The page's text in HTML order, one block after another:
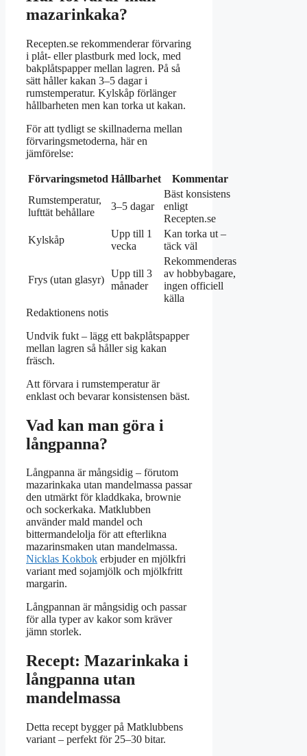
mazarinkaka?
Recepten.se rekommenderar förvaring
i plåt- eller plastburk med lock, med
bakplåtspapper mellan lagren. På så
sätt håller kakan 3–5 dagar i
rumstemperatur. Kylskåp förlänger
hållbarheten men kan torka ut kakan.
För att tydligt se skillnaderna mellan
förvaringsmetoderna, här en
jämförelse:
Förvaringsmetod Hållbarhet
Kommentar
Rumstemperatur,
lufttät behållare
3–5 dagar
Bäst konsistens
enligt
Recepten.se
Kylskåp
Upp till 1
vecka
Kan torka ut –
täck väl
Frys (utan glasyr)
Upp till 3
månader
Rekommenderas
av hobbybagare,
ingen officiell
källa
Redaktionens notis
Undvik fukt – lägg ett bakplåtspapper
mellan lagren så håller sig kakan
fräsch.
Att förvara i rumstemperatur är
enklast och bevarar konsistensen bäst.
Vad kan man göra i
långpanna?
Långpanna är mångsidig – förutom
mazarinkaka utan mandelmassa passar
den utmärkt för kladdkaka, brownie
och sockerkaka. Matklubben
använder mald mandel och
bittermandelolja för att efterlikna
mazarinsmaken utan mandelmassa.
Nicklas Kokbok erbjuder en mjölkfri
variant med sojamjölk och mjölkfritt
margarin.
Långpannan är mångsidig och passar
för alla typer av kakor som kräver
jämn storlek.
Recept: Mazarinkaka i
långpanna utan
mandelmassa
Detta recept bygger på Matklubbens
variant – perfekt för 25–30 bitar.